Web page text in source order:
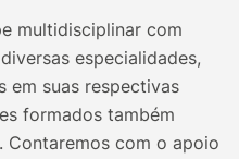
multidisciplinar com
especialidades,
em suas respectivas
formados também
Contaremos com o apoio